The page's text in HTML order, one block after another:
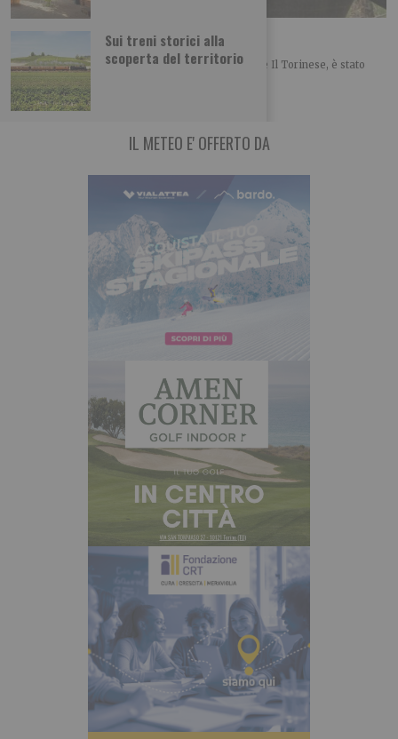
Sui treni storici alla
scoperta del territorio
De Marchi tra i 50 di Radio Cortina
Il giornalista Gianluigi De Marchi, collaboratore de Il Torinese, è stato
inserito nell’elenco dei 50 personaggi
IL METEO E' OFFERTO DA